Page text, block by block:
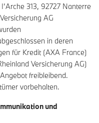
313, 92727 Nanterre
AG
in deren
für Kredit (AXA France)
Versicherung AG)
freibleibend.
vorbehalten.
und